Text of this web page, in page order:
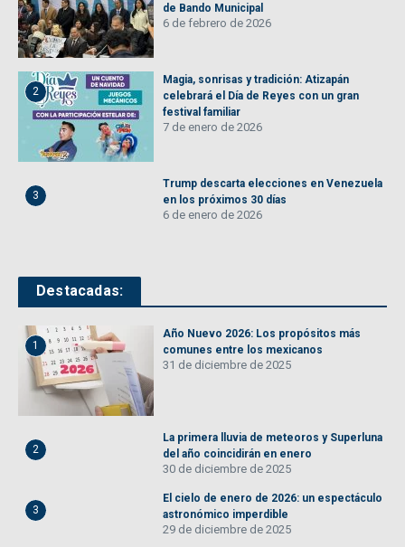
de Bando Municipal
6 de febrero de 2026
2
Magia, sonrisas y tradición: Atizapán
celebrará el Día de Reyes con un gran
festival familiar
7 de enero de 2026
3
Trump descarta elecciones en Venezuela
en los próximos 30 días
6 de enero de 2026
Destacadas:
1
Año Nuevo 2026: Los propósitos más
comunes entre los mexicanos
31 de diciembre de 2025
2
La primera lluvia de meteoros y Superluna
del año coincidirán en enero
30 de diciembre de 2025
3
El cielo de enero de 2026: un espectáculo
astronómico imperdible
29 de diciembre de 2025